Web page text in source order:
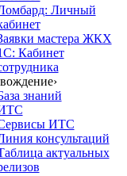
Личный
мастера ЖКХ
Кабинет
›
знаний
ИТС
консультаций
актуальных